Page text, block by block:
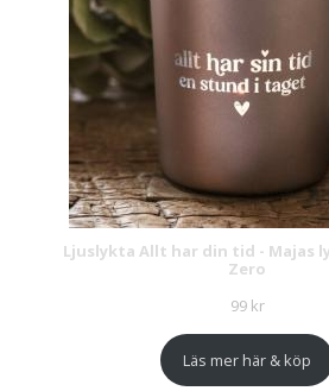
Ljuslykta Allt har din tid - Majas
Zero
99 kr
Läs mer här & köp